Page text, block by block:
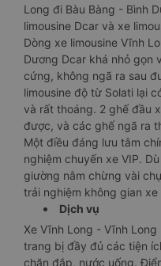
Long đi Bàu Bàng - Bình
limousine Dcar và xe
Dòng xe limousine Vĩnh
Dương Dcar khá nhỏ gọn
cứng, không ngã ra sau
limousine độ từ Solati lại
và rất thoáng. 2 ghế đầu
được, và các ghế ngã ra
Một điều đáng lưu tâm
nghiệm chuyến xe VIP.
giường nằm chừng vài
trải nghiệm không gian
Dịch vụ
Xe Vĩnh Long - Vĩnh
trang bị đầy đủ các tiện
chăn đắp, nước uống.